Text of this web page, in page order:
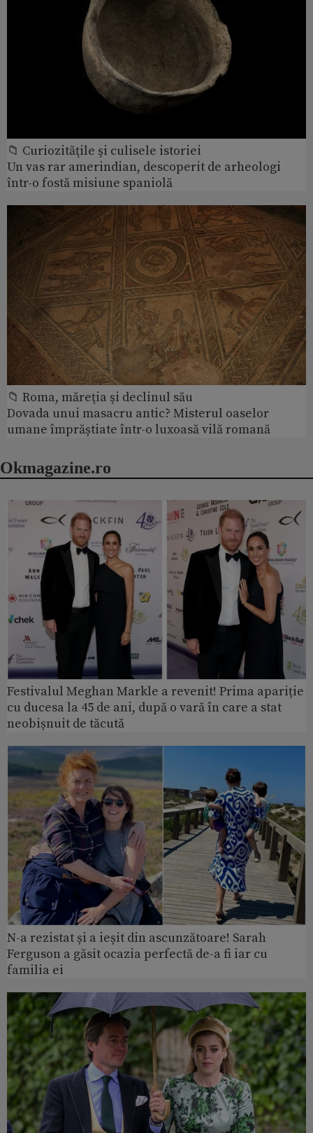
📁 Curiozităţile şi culisele istoriei
Un vas rar amerindian, descoperit de arheologi
într-o fostă misiune spaniolă
📁 Roma, măreţia şi declinul său
Dovada unui masacru antic? Misterul oaselor
umane împrăștiate într-o luxoasă vilă romană
Okmagazine.ro
Festivalul Meghan Markle a revenit! Prima apariție
cu ducesa la 45 de ani, după o vară în care a stat
neobișnuit de tăcută
N-a rezistat și a ieșit din ascunzătoare! Sarah
Ferguson a găsit ocazia perfectă de-a fi iar cu
familia ei